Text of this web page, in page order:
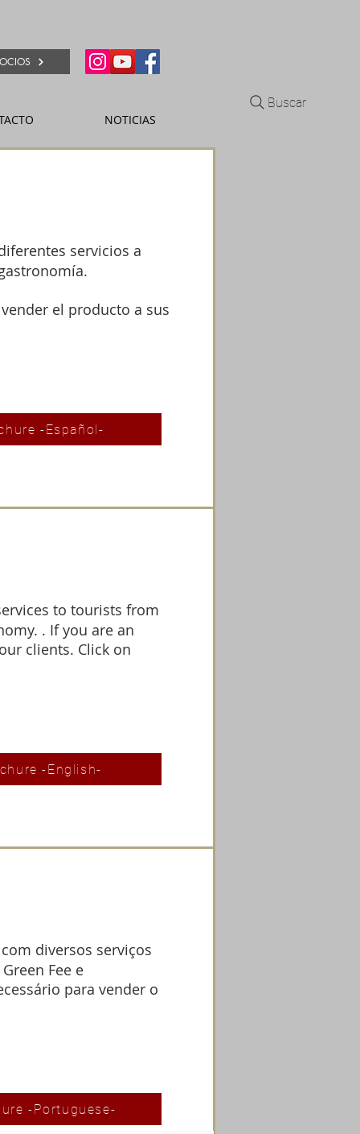
NOTICIAS
Buscar
servicios a
el producto a sus
-Español-
to tourists from
. If you are an
clients. Click on
-English-
diversos serviços
Fee e
para vender o
-Portuguese-